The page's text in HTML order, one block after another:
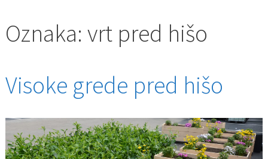
Oznaka: vrt pred hišo
Visoke grede pred hišo